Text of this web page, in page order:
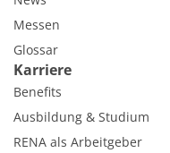
Messen
Glossar
Karriere
Benefits
Ausbildung & Studium
RENA als Arbeitgeber